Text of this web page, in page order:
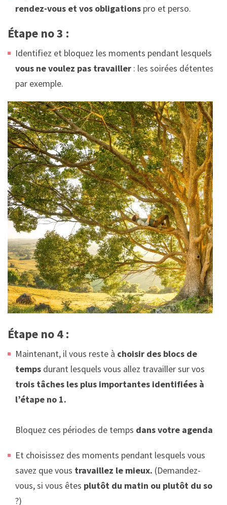
rendez-vous et vos obligations pro et perso.
Étape no 3 :
Identifiez et bloquez les moments pendant lesquels
vous ne voulez pas travailler : les soirées détentes
par exemple.
Étape no 4 :
Maintenant, il vous reste à choisir des blocs de
temps durant lesquels vous allez travailler sur vos
trois tâches les plus importantes identifiées à
l’étape no 1.
Bloquez ces périodes de temps dans votre agenda.
Et choisissez des moments pendant lesquels vous
savez que vous travaillez le mieux. (Demandez-
vous, si vous êtes plutôt du matin ou plutôt du soir
?)